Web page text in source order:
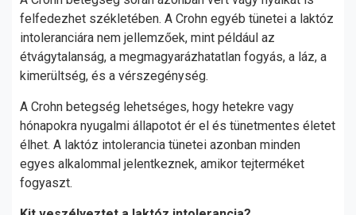
felfedezhet székletében. A Crohn egyéb tünetei a laktóz
intoleranciára nem jellemzőek, mint például az
étvágytalanság, a megmagyarázhatatlan fogyás, a láz, a
kimerültség, és a vérszegénység.
A Crohn betegség lehetséges, hogy hetekre vagy
hónapokra nyugalmi állapotot ér el és tünetmentes életet
élhet. A laktóz intolerancia tünetei azonban minden
egyes alkalommal jelentkeznek, amikor tejterméket
fogyaszt.